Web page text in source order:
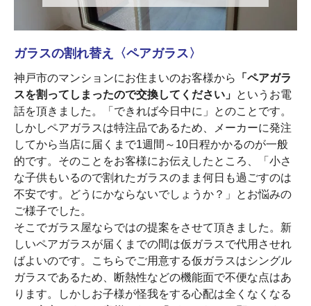
ガラスの割れ替え〈ペアガラス〉
神戸市のマンションにお住まいのお客様から
「ペアガラ
スを割ってしまったので交換してください」 というお電
話を頂きました。「できれば今日中に」とのことです。
しかしペアガラスは特注品であるため、メーカーに発注
してから当店に届くまで1週間～10日程かかるのが一般
的です。そのことをお客様にお伝えしたところ、「小さ
な子供もいるので割れたガラスのまま何日も過ごすのは
不安です。どうにかならないでしょうか？」とお悩みの
ご様子でした。
そこでガラス屋ならではの提案をさせて頂きました。新
しいペアガラスが届くまでの間は仮ガラスで代用させれ
ばよいのです。こちらでご用意する仮ガラスはシングル
ガラスであるため、断熱性などの機能面で不便な点はあ
ります。しかしお子様が怪我をする心配は全くなくなる